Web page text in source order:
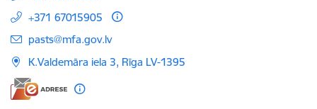
+371 67015905
E-pasts:
pasts@mfa.gov.lv
K.Valdemāra iela 3, Rīga LV-1395